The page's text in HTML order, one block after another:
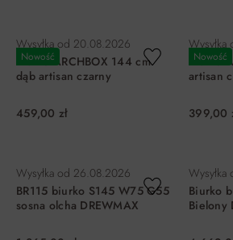
Nowość
Wysyłka od 20.08.2026
Biurko ARCHBOX 144 cm
dąb artisan czarny
459,00 zł
Nowość
Wysyłka
Biurko
artisan
399,00
Wysyłka od 26.08.2026
BR115 biurko S145 W75 G55
sosna olcha DREWMAX
Wysyłka
Biurko
Bielony